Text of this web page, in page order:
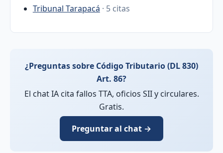
Tribunal Tarapacá · 5 citas
¿Preguntas sobre Código Tributario (DL 830)
Art. 86?
El chat IA cita fallos TTA, oficios SII y circulares.
Gratis.
Preguntar al chat →